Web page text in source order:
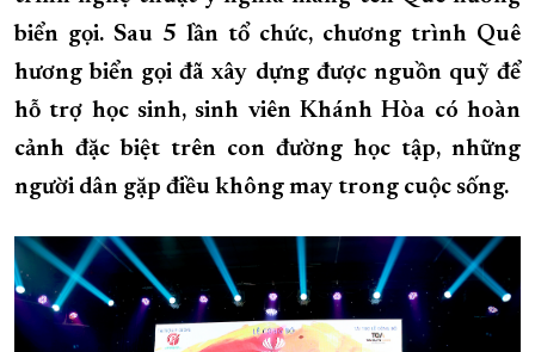
KHOẢNH KHẮC ĐẸP XỨ TRẦM
XÂY DỰNG KHÁNH HÒA TRỞ THÀNH THÀNH PHỐ TRỰC THUỘC
ĐẠI HỘI ĐẢNG CÁC CẤP TRANG CHỦ VỀ BÁO KHÁNH HÒA
biển gọi. Sau 5 lần tổ chức, chương trình Quê
hương biển gọi đã xây dựng được nguồn quỹ để
hỗ trợ học sinh, sinh viên Khánh Hòa có hoàn
cảnh đặc biệt trên con đường học tập, những
người dân gặp điều không may trong cuộc sống.